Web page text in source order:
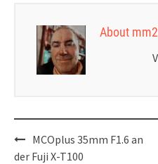
About
Post
navigation
MCOplus 35mm F1.6 an
der Fuji X-T100